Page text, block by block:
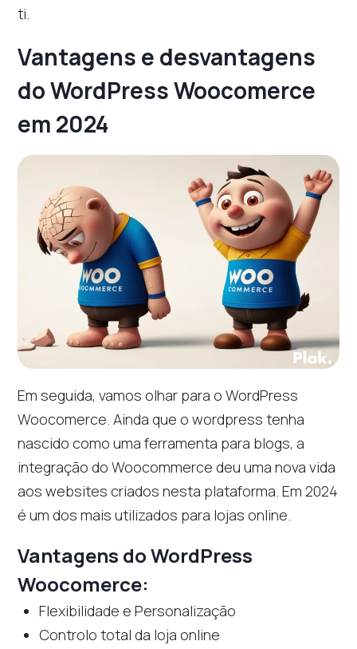
ti.
Vantagens e desvantagens
do WordPress Woocomerce
em 2024
Em seguida, vamos olhar para o WordPress
Woocomerce. Ainda que o wordpress tenha
nascido como uma ferramenta para blogs, a
integração do Woocommerce deu uma nova vida
aos websites criados nesta plataforma. Em 2024
é um dos mais utilizados para lojas online.
Vantagens do WordPress
Woocomerce:
Flexibilidade e Personalização
Controlo total da loja online